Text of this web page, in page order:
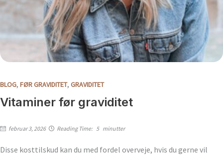
BLOG, FØR GRAVIDITET, GRAVIDITET
Vitaminer før graviditet
februar 3, 2026 Reading Time: 5 minutter
Disse kosttilskud kan du med fordel overveje, hvis du gerne vil